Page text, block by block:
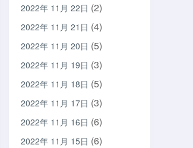
2022年 11月 22日 (2)
2022年 11月 21日 (4)
2022年 11月 20日 (5)
2022年 11月 19日 (3)
2022年 11月 18日 (5)
2022年 11月 17日 (3)
2022年 11月 16日 (6)
2022年 11月 15日 (6)